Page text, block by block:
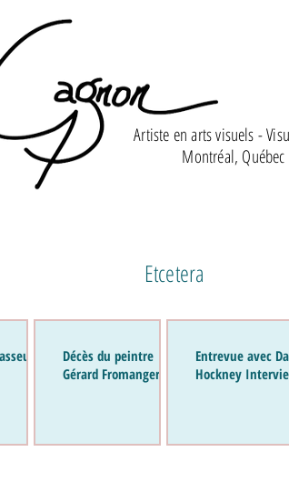
Artiste en arts visuels -
Montréal, Québec
Etcetera
de
Décès du peintre
Gérard Fromanger
Entrevue avec
Hockney